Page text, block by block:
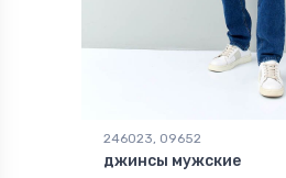
246023, 09652
джинсы мужские